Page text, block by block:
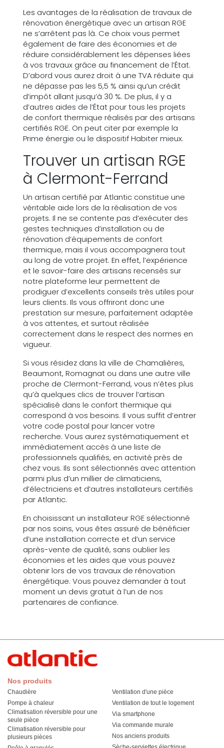
Les avantages de la réalisation de travaux de
rénovation énergétique avec un artisan RGE
ne s’arrêtent pas là. Ce choix vous permet
également de faire des économies et de
réduire considérablement les dépenses liées
à vos travaux grâce au financement de l’État.
D’abord vous aurez droit à une TVA réduite qui
ne dépasse pas les 5,5 % ainsi qu’un crédit
d’impôt allant jusqu’à 30 %. De plus, il y a
d’autres aides de l’État pour tous les projets
de confort thermique réalisés par des artisans
certifiés RGE. On peut citer par exemple la
Prime énergie ou le dispositif Habiter mieux.
Trouver un artisan RGE
à Clermont-Ferrand
Un artisan certifié par Atlantic constitue une
véritable aide lors de la réalisation de vos
projets. Il ne se contente pas d’exécuter des
gestes techniques d’installation ou de
rénovation d’équipements de confort
thermique, mais il vous accompagnera tout
au long de votre projet. En effet, l’expérience
et le savoir-faire des artisans recensés sur
notre plateforme leur permettent de
prodiguer d’excellents conseils très utiles pour
leurs clients. Ils vous offriront donc une
prestation sur mesure, parfaitement adaptée
à vos attentes, et surtout réalisée
correctement dans le respect des normes en
vigueur.
Si vous résidez dans la ville de Chamalières,
Beaumont, Romagnat ou dans une autre ville
proche de Clermont-Ferrand, vous n’êtes plus
qu’à quelques clics de trouver l’artisan
spécialisé dans le confort thermique qui
correspond à vos besoins. Il vous suffit d’entrer
votre code postal pour lancer votre
recherche. Vous aurez systématiquement et
immédiatement accès à une liste de
professionnels qualifiés, en activité près de
chez vous. Ils sont sélectionnés avec attention
parmi plus d’un millier de climaticiens,
d’électriciens et d’autres installateurs certifiés
par Atlantic.
En choisissant un installateur RGE sélectionné
par nos soins, vous êtes assuré de bénéficier
d’une installation correcte et d’un service
après-vente de qualité, sans oublier les
économies et les aides que vous pouvez
obtenir lors de vos travaux de rénovation
énergétique. Vous pouvez demander à tout
moment un devis gratuit à l’un de nos
partenaires de confiance.
Nos produits
Chaudière
Pompe à chaleur
Climatisation réversible pour une
seule pièce
Climatisation réversible pour
plusieurs pièces
Ventilation d'une pièce
Ventilation de tout le logement
Via smartphone
Via commande murale
Nos anciens produits